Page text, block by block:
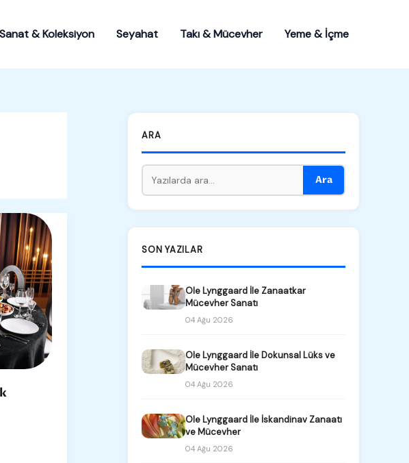
Sanat & Koleksiyon Seyahat Takı & Mücevher Yeme & İçme
ARA
Ara
SON YAZILAR
Ole Lynggaard İle Zanaatkar
Mücevher Sanatı
04 Ağu 2026
Ole Lynggaard İle Dokunsal Lüks ve
Mücevher Sanatı
04 Ağu 2026
Ole Lynggaard İle İskandinav Zanaatı
ve Mücevher
04 Ağu 2026